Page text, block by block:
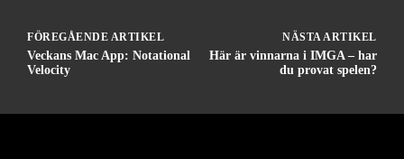
FÖREGÅENDE ARTIKEL
Veckans Mac App: Notational
Velocity
NÄSTA ARTIKEL
Här är vinnarna i IMGA – har
du provat spelen?